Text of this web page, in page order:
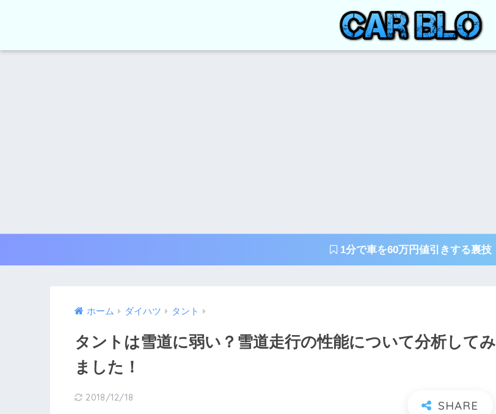
1分で車を60万円値引きする裏技
ホーム ダイハツ タント
タントは雪道に弱い？雪道走行の性能について分析してみ
ました！
2018/12/18